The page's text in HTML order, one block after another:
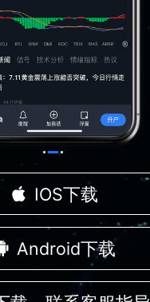
IOS下载
Android下载